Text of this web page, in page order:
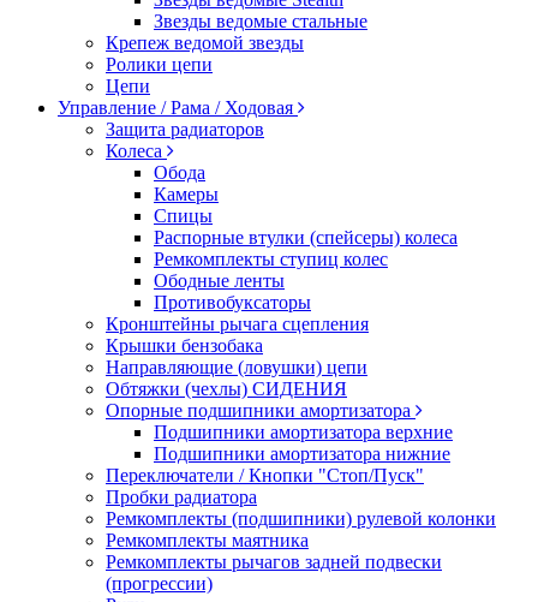
Звезды ведомые стальные
Крепеж ведомой звезды
Ролики цепи
Цепи
Управление / Рама / Ходовая
Защита радиаторов
Колеса
Обода
Камеры
Спицы
Распорные втулки (спейсеры) колеса
Ремкомплекты ступиц колес
Ободные ленты
Противобуксаторы
Кронштейны рычага сцепления
Крышки бензобака
Направляющие (ловушки) цепи
Обтяжки (чехлы) СИДЕНИЯ
Опорные подшипники амортизатора
Подшипники амортизатора верхние
Подшипники амортизатора нижние
Переключатели / Кнопки "Стоп/Пуск"
Пробки радиатора
Ремкомплекты (подшипники) рулевой колонки
Ремкомплекты маятника
Ремкомплекты рычагов задней подвески
(прогрессии)